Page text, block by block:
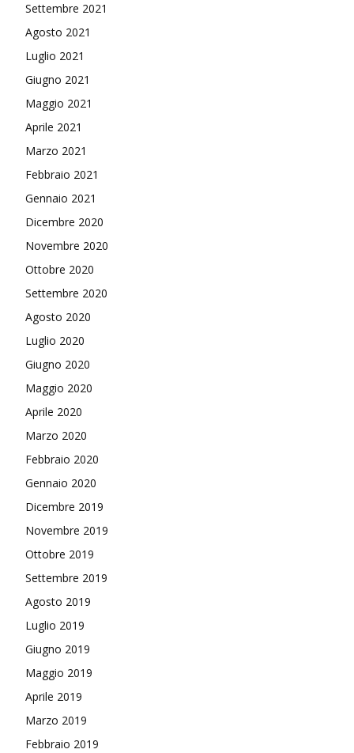
Settembre 2021
Agosto 2021
Luglio 2021
Giugno 2021
Maggio 2021
Aprile 2021
Marzo 2021
Febbraio 2021
Gennaio 2021
Dicembre 2020
Novembre 2020
Ottobre 2020
Settembre 2020
Agosto 2020
Luglio 2020
Giugno 2020
Maggio 2020
Aprile 2020
Marzo 2020
Febbraio 2020
Gennaio 2020
Dicembre 2019
Novembre 2019
Ottobre 2019
Settembre 2019
Agosto 2019
Luglio 2019
Giugno 2019
Maggio 2019
Aprile 2019
Marzo 2019
Febbraio 2019